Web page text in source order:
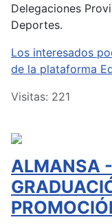
Delegaciones
Deportes.
Los interesados
de la plataforma
Visitas: 221
ALMANSA